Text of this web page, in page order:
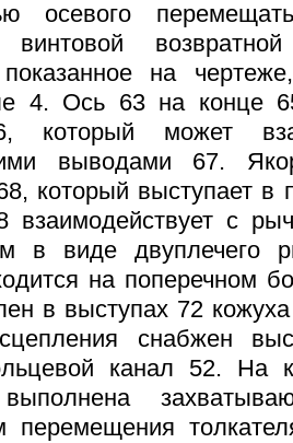
осевого
винтовой
на
4. Ось 63 на конце
который может
выводами 67.
который выступает в
взаимодействует с
в виде двуплечего
на поперечном
в выступах 72
снабжен
канал 52. На
перемещения